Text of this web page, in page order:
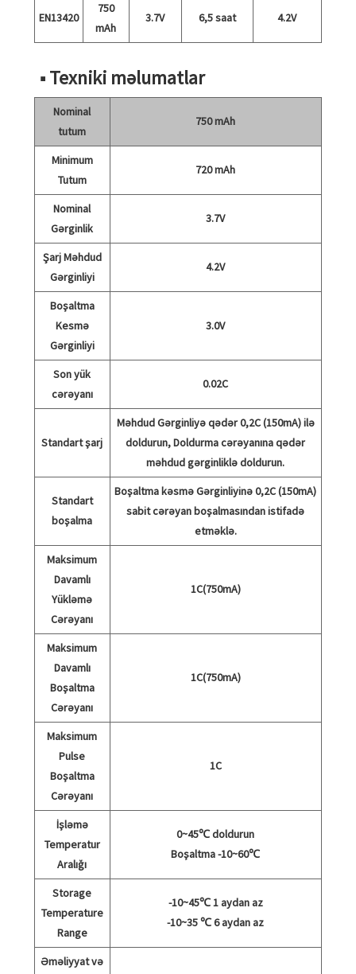
EN13420
750
mAh
3.7V 6,5 saat 4.2V
■ Texniki məlumatlar
Nominal
tutum
750 mAh
Minimum
Tutum
720 mAh
Nominal
Gərginlik
3.7V
Şarj Məhdud
Gərginliyi
4.2V
Boşaltma
Kesmə
Gərginliyi
3.0V
Son yük
cərəyanı
0.02C
Standart şarj
Məhdud Gərginliyə qədər 0,2C (150mA) ilə
doldurun, Doldurma cərəyanına qədər
məhdud gərginliklə doldurun.
Standart
boşalma
Boşaltma kəsmə Gərginliyinə 0,2C (150mA)
sabit cərəyan boşalmasından istifadə
etməklə.
Maksimum
Davamlı
Yükləmə
Cərəyanı
1C(750mA)
Maksimum
Davamlı
Boşaltma
Cərəyanı
1C(750mA)
Maksimum
Pulse
Boşaltma
Cərəyanı
1C
İşləmə
Temperatur
Aralığı
0~45℃ doldurun
Boşaltma -10~60℃
Storage
Temperature
Range
-10~45℃ 1 aydan az
-10~35 ℃ 6 aydan az
Əməliyyat və